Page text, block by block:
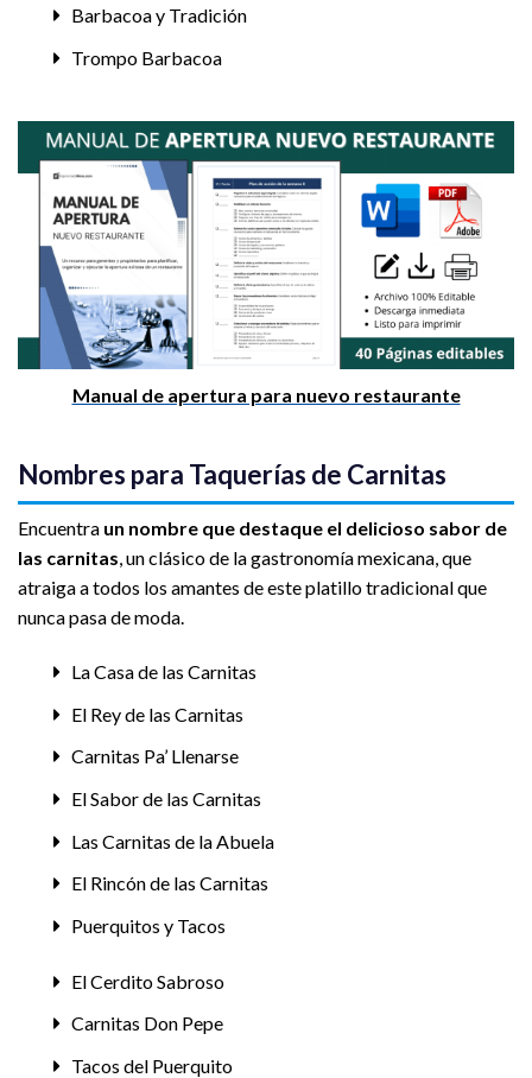
Barbacoa y Tradición
Trompo Barbacoa
Manual de apertura para nuevo restaurante
Nombres para Taquerías de Carnitas
Encuentra un nombre que destaque el delicioso sabor de
las carnitas, un clásico de la gastronomía mexicana, que
atraiga a todos los amantes de este platillo tradicional que
nunca pasa de moda.
La Casa de las Carnitas
El Rey de las Carnitas
Carnitas Pa’ Llenarse
El Sabor de las Carnitas
Las Carnitas de la Abuela
El Rincón de las Carnitas
Puerquitos y Tacos
El Cerdito Sabroso
Carnitas Don Pepe
Tacos del Puerquito